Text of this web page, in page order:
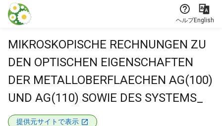
本文に飛ぶ
ヘルプEnglish
MIKROSKOPISCHE RECHNUNGEN ZU
DEN OPTISCHEN EIGENSCHAFTEN
DER METALLOBERFLAECHEN AG(100)
UND AG(110) SOWIE DES SYSTEMS_
提供元サイトで表示